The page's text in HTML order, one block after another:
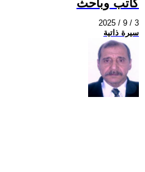
كاتب وباحث
2025 / 9 / 3
سيرة ذاتية